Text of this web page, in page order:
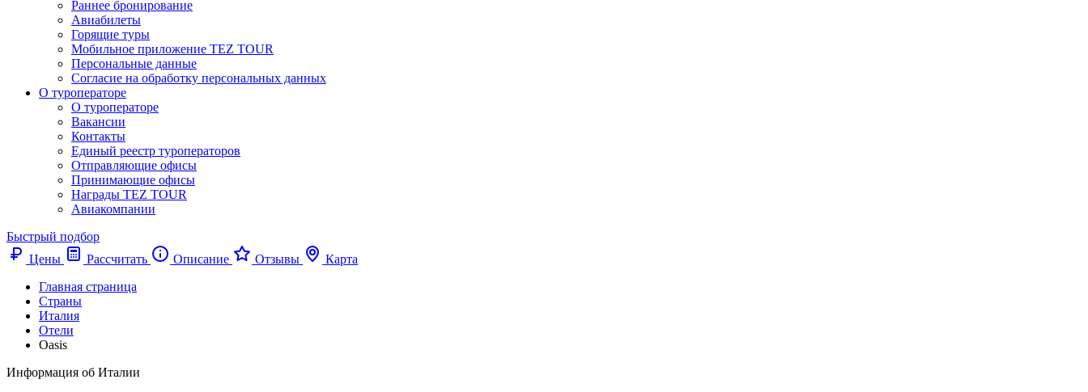
Раннее бронирование
Авиабилеты
Горящие туры
Мобильное приложение TEZ TOUR
Персональные данные
Согласие на обработку персональных данных
О туроператоре
О туроператоре
Вакансии
Контакты
Единый реестр туроператоров
Отправляющие офисы
Принимающие офисы
Награды TEZ TOUR
Авиакомпании
Быстрый подбор
Цены
Рассчитать Описание Отзывы
Карта
Главная страница
Cтраны
Италия
Отели
Oasis
Информация об Италии